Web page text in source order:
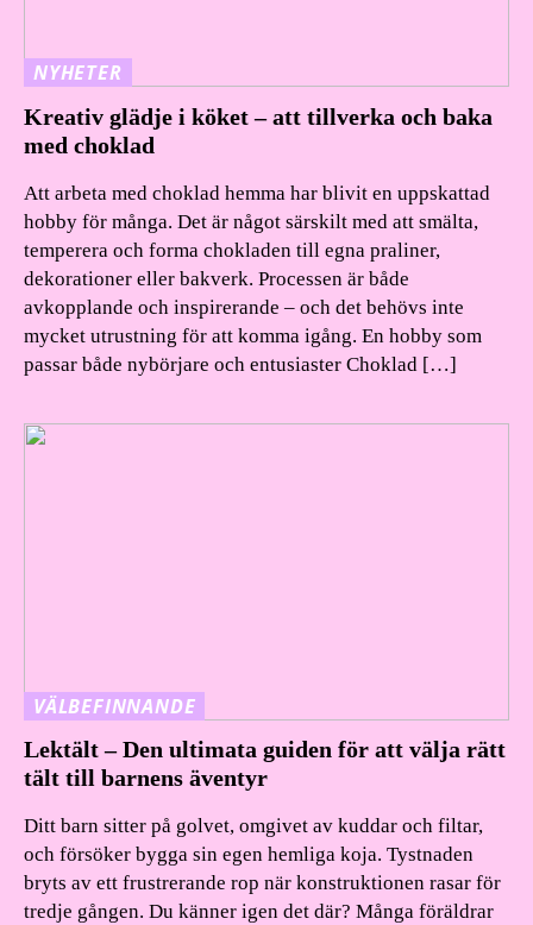
NYHETER
Kreativ glädje i köket – att tillverka och baka
med choklad
Att arbeta med choklad hemma har blivit en uppskattad
hobby för många. Det är något särskilt med att smälta,
temperera och forma chokladen till egna praliner,
dekorationer eller bakverk. Processen är både
avkopplande och inspirerande – och det behövs inte
mycket utrustning för att komma igång. En hobby som
passar både nybörjare och entusiaster Choklad […]
VÄLBEFINNANDE
Lektält – Den ultimata guiden för att välja rätt
tält till barnens äventyr
Ditt barn sitter på golvet, omgivet av kuddar och filtar,
och försöker bygga sin egen hemliga koja. Tystnaden
bryts av ett frustrerande rop när konstruktionen rasar för
tredje gången. Du känner igen det där? Många föräldrar